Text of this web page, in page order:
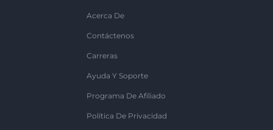
Acerca De
Contáctenos
Carreras
Ayuda Y Soporte
Programa De Afiliado
Política De Privacidad